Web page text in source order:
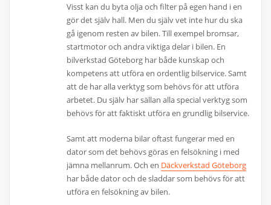
Visst kan du byta olja och filter på egen hand i en
gör det själv hall. Men du själv vet inte hur du ska
gå igenom resten av bilen. Till exempel bromsar,
startmotor och andra viktiga delar i bilen. En
bilverkstad Göteborg har både kunskap och
kompetens att utföra en ordentlig bilservice. Samt
att de har alla verktyg som behövs för att utföra
arbetet. Du själv har sällan alla special verktyg som
behövs för att faktiskt utföra en grundlig bilservice.
Samt att moderna bilar oftast fungerar med en
dator som det behövs göras en felsökning i med
jämna mellanrum. Och en Däckverkstad Göteborg
har både dator och de sladdar som behövs för att
utföra en felsökning av bilen.